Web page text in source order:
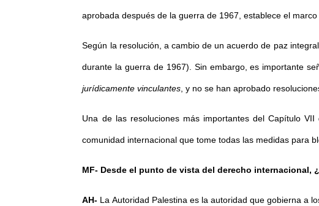
aprobada después de la guerra de 1967, establece el
Según la resolución, a cambio de un acuerdo de paz
durante la guerra de 1967). Sin embargo, es importante
jurídicamente vinculantes , y no se han aprobado
Una de las resoluciones más importantes del Capítulo
comunidad internacional que tome todas las medidas para
MF- Desde el punto de vista del derecho internacional,
AH- La Autoridad Palestina es la autoridad que gobierna a